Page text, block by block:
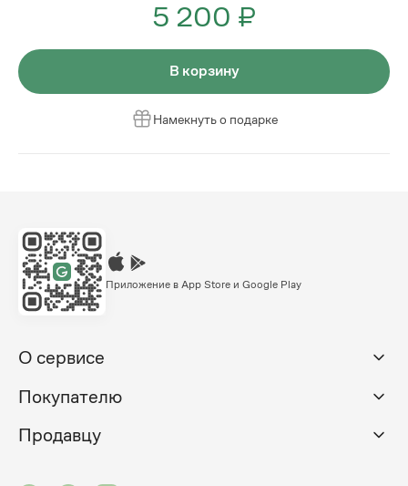
5 200 ₽
В корзину
Намекнуть о подарке
Приложение в App Store и Google Play
О сервисе
Покупателю
Продавцу